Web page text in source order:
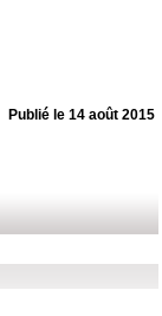
Publié le 14 août 2015